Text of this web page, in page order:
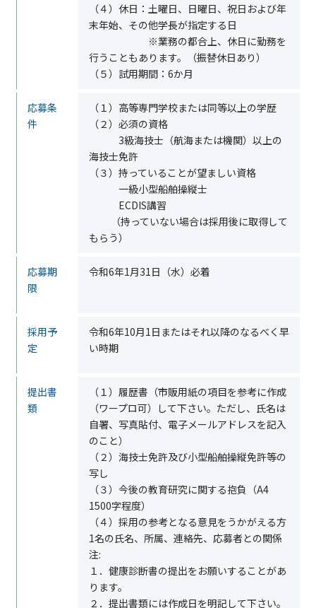
（４）休日：土曜日、日曜日、祝日および年
末年始、その他学長が指定する日
※業務の都合上、休日に勤務を
行うこともあります。（振替休日あり）
（５）試用期間： 6か月
応募条
件
（１）高等専門学校または同等以上の学歴
（２）必須の資格
3級海技士（航海または機関）以上の
海技士免許
（３）持っていることが望ましい資格
一級小型船舶操縦士
ECDIS講習
（持っていない場合は採用後に取得して
もらう）
応募期
限
令和6年1月31日（水）必着
採用予
定
令和6年10月1日またはそれ以降のなるべく早
い時期
提出書
類
（１）履歴書（市販用紙の項目を参考に作成
（ワープロ可）して下さい。ただし、氏名は
自署、写真貼付、電子メールアドレスを記入
のこと）
（２）海技士免許及び小型船舶操縦免許等の
写し
（３）今後の教育研究に関する抱負（A4
1500字程度）
（４）採用の参考となる意見をうかがえる方
1名の氏名、所属、連絡先、応募者との関係
注:
１．健康診断書の提出をお願いすることがあ
ります。
２．提出書類には作成日を明記して下さい。